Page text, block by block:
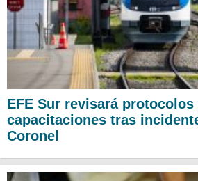
EFE Sur revisará
capacitaciones tras
Coronel